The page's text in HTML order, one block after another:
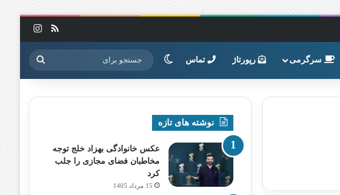
خوراک
سرگرمی رپورتاژ تماس تغییر پوسته جستجو
برای
نوشته های تازه
عکس خانوادگی بهزاد خلج توجه
مخاطبان فضای مجازی را جلب
کرد
15 مرداد 1405